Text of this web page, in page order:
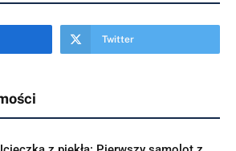
Twitter